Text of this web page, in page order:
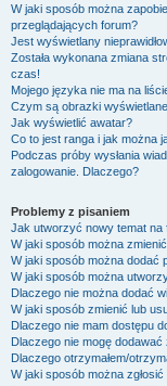
W jaki sposób można
przeglądających forum?
Jest wyświetlany
Została wykonana zmiana
czas!
Mojego języka nie ma na
Czym są obrazki
Jak wyświetlić awatar?
Co to jest ranga i jak można
Podczas próby wysłania
zalogowanie. Dlaczego?
Problemy z pisaniem
Jak utworzyć nowy temat na
W jaki sposób można
W jaki sposób można dodać
W jaki sposób można
Dlaczego nie można dodać
W jaki sposób zmienić lub
Dlaczego nie mam dostępu
Dlaczego nie mogę dodawać
Dlaczego otrzymałem/
W jaki sposób można